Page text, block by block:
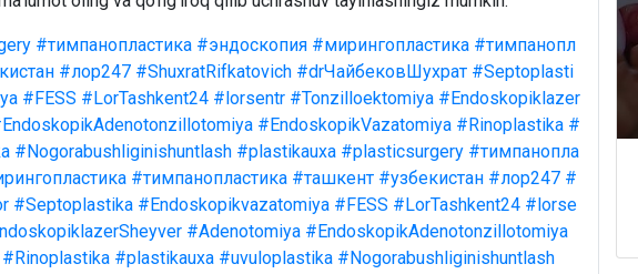
#тимпанопластика #эндоскопия #мирингопластика #тимпанопл
#лор247 #ShuxratRifkatovich #drЧайбековШухрат #Septoplasti
#FESS #LorTashkent24 #lorsentr #Tonzilloektomiya #Endoskopiklazer
#EndoskopikVazatomiya #Rinoplastika #
#Nogorabushliginishuntlash #plastikauxa #plasticsurgery #тимпанопла
#тимпанопластика #ташкент #узбекистан #лор247 #
#Septoplastika #Endoskopikvazatomiya #FESS #LorTashkent24 #lorse
#Adenotomiya #EndoskopikAdenotonzillotomiya
#Rinoplastika #plastikauxa #uvuloplastika #Nogorabushliginishuntlash